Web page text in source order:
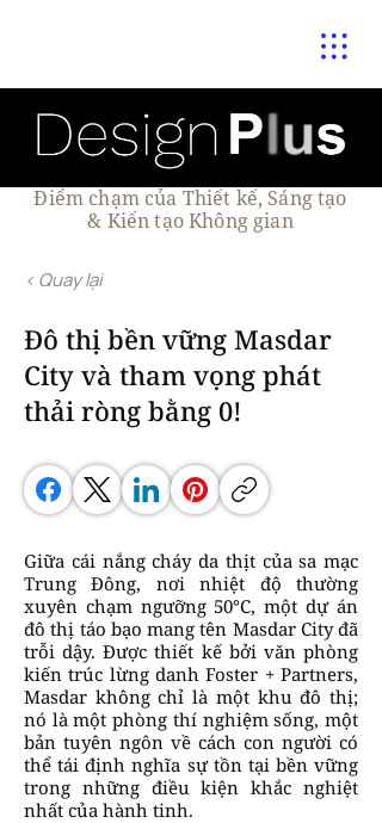
Điểm chạm của Thiết kế, Sáng tạo
& Kiến tạo Không gian
< Quay lại
Đô thị bền vững Masdar
City và tham vọng phát
thải ròng bằng 0!
Giữa cái nắng cháy da thịt của sa mạc
Trung Đông, nơi nhiệt độ thường
xuyên chạm ngưỡng 50°C, một dự án
đô thị táo bạo mang tên Masdar City đã
trỗi dậy. Được thiết kế bởi văn phòng
kiến trúc lừng danh Foster + Partners,
Masdar không chỉ là một khu đô thị;
nó là một phòng thí nghiệm sống, một
bản tuyên ngôn về cách con người có
thể tái định nghĩa sự tồn tại bền vững
trong những điều kiện khắc nghiệt
nhất của hành tinh.